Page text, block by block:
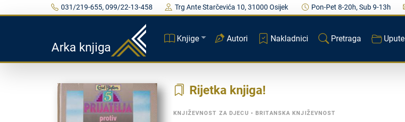
031/219-655, 099/22-13-458 Trg Ante Starčevića 10, 31000 Osijek Pon-Pet 8-20h, Sub 9-13h
Arka knjiga
Knjige Autori Nakladnici Pretraga Upute
Rijetka knjiga
KNJIŽEVNOST ZA DJECU •BRITANSKA KNJIŽEVNOST